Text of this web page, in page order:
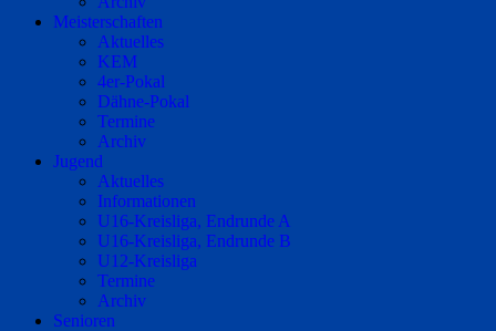
Meisterschaften
Aktuelles
KEM
4er-Pokal
Dähne-Pokal
Termine
Archiv
Jugend
Aktuelles
Informationen
U16-Kreisliga, Endrunde A
U16-Kreisliga, Endrunde B
U12-Kreisliga
Termine
Archiv
Senioren